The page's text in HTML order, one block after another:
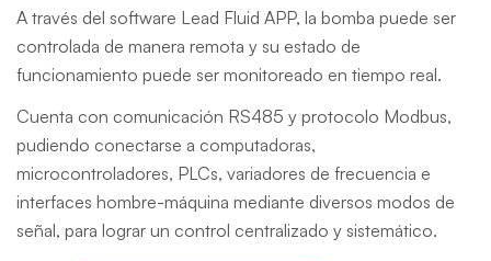
A través del software Lead Fluid APP, la bomba puede ser
controlada de manera remota y su estado de
funcionamiento puede ser monitoreado en tiempo real.
Cuenta con comunicación RS485 y protocolo Modbus,
pudiendo conectarse a computadoras,
microcontroladores, PLCs, variadores de frecuencia e
interfaces hombre-máquina mediante diversos modos de
señal, para lograr un control centralizado y sistemático.